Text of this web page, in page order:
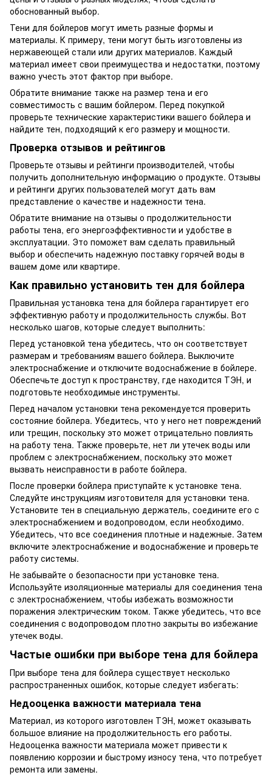
обоснованный выбор.
Тени для бойлеров могут иметь разные формы и
материалы. К примеру, тени могут быть изготовлены из
нержавеющей стали или других материалов. Каждый
материал имеет свои преимущества и недостатки, поэтому
важно учесть этот фактор при выборе.
Обратите внимание также на размер тена и его
совместимость с вашим бойлером. Перед покупкой
проверьте технические характеристики вашего бойлера и
найдите тен, подходящий к его размеру и мощности.
Проверка отзывов и рейтингов
Проверьте отзывы и рейтинги производителей, чтобы
получить дополнительную информацию о продукте. Отзывы
и рейтинги других пользователей могут дать вам
представление о качестве и надежности тена.
Обратите внимание на отзывы о продолжительности
работы тена, его энергоэффективности и удобстве в
эксплуатации. Это поможет вам сделать правильный
выбор и обеспечить надежную поставку горячей воды в
вашем доме или квартире.
Как правильно установить тен для бойлера
Правильная установка тена для бойлера гарантирует его
эффективную работу и продолжительность службы. Вот
несколько шагов, которые следует выполнить:
Перед установкой тена убедитесь, что он соответствует
размерам и требованиям вашего бойлера. Выключите
электроснабжение и отключите водоснабжение в бойлере.
Обеспечьте доступ к пространству, где находится ТЭН, и
подготовьте необходимые инструменты.
Перед началом установки тена рекомендуется проверить
состояние бойлера. Убедитесь, что у него нет повреждений
или трещин, поскольку это может отрицательно повлиять
на работу тена. Также проверьте, нет ли утечек воды или
проблем с электроснабжением, поскольку это может
вызвать неисправности в работе бойлера.
После проверки бойлера приступайте к установке тена.
Следуйте инструкциям изготовителя для установки тена.
Установите тен в специальную держатель, соедините его с
электроснабжением и водопроводом, если необходимо.
Убедитесь, что все соединения плотные и надежные. Затем
включите электроснабжение и водоснабжение и проверьте
работу системы.
Не забывайте о безопасности при установке тена.
Используйте изоляционные материалы для соединения тена
с электроснабжением, чтобы избежать возможности
поражения электрическим током. Также убедитесь, что все
соединения с водопроводом плотно закрыты во избежание
утечек воды.
Частые ошибки при выборе тена для бойлера
При выборе тена для бойлера существует несколько
распространенных ошибок, которые следует избегать:
Недооценка важности материала тена
Материал, из которого изготовлен ТЭН, может оказывать
большое влияние на продолжительность его работы.
Недооценка важности материала может привести к
появлению коррозии и быстрому износу тена, что потребует
ремонта или замены.